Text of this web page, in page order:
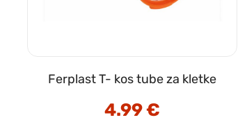
Ferplast T- kos tube za kletke
4.99€